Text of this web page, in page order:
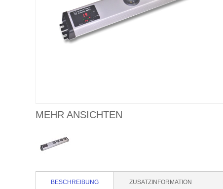
MEHR ANSICHTEN
BESCHREIBUNG ZUSATZINFORMATION